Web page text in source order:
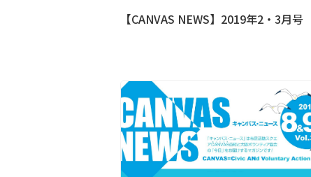
【CANVAS NEWS】2019年2・3月号